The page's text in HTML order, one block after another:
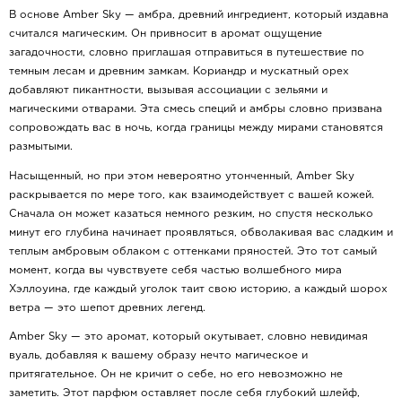
В основе Amber Sky — амбра, древний ингредиент, который издавна
считался магическим. Он привносит в аромат ощущение
загадочности, словно приглашая отправиться в путешествие по
темным лесам и древним замкам. Кориандр и мускатный орех
добавляют пикантности, вызывая ассоциации с зельями и
магическими отварами. Эта смесь специй и амбры словно призвана
сопровождать вас в ночь, когда границы между мирами становятся
размытыми.
Насыщенный, но при этом невероятно утонченный, Amber Sky
раскрывается по мере того, как взаимодействует с вашей кожей.
Сначала он может казаться немного резким, но спустя несколько
минут его глубина начинает проявляться, обволакивая вас сладким и
теплым амбровым облаком с оттенками пряностей. Это тот самый
момент, когда вы чувствуете себя частью волшебного мира
Хэллоуина, где каждый уголок таит свою историю, а каждый шорох
ветра — это шепот древних легенд.
Amber Sky — это аромат, который окутывает, словно невидимая
вуаль, добавляя к вашему образу нечто магическое и
притягательное. Он не кричит о себе, но его невозможно не
заметить. Этот парфюм оставляет после себя глубокий шлейф,